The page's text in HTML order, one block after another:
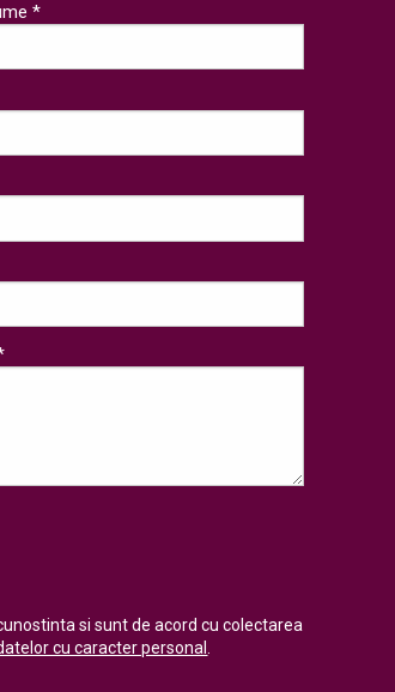
*
si sunt de acord cu colectarea
cu caracter personal.